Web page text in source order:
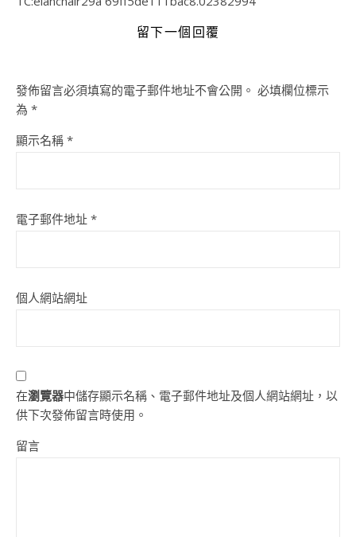
留下一個回覆
發佈留言必須填寫的電子郵件地址不會公開。 必填欄位標示
為 *
顯示名稱 *
電子郵件地址 *
個人網站網址
在瀏覽器中儲存顯示名稱、電子郵件地址及個人網站網址，以
供下次發佈留言時使用。
留言